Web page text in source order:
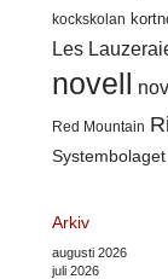
kockskolan
Les
novell
Red Mountain
Systembolaget
Arkiv
augusti 2026
juli 2026